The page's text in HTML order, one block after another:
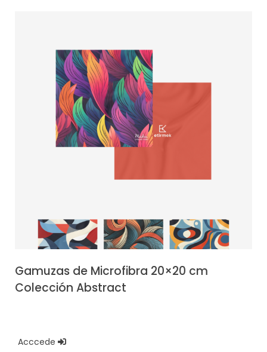
Gamuzas de Microfibra 20×20 cm
Colección Abstract
Acccede